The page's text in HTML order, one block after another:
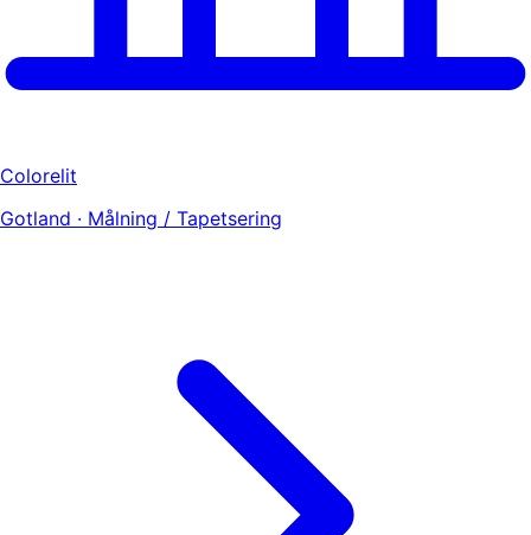
Colorelit
Gotland · Målning / Tapetsering